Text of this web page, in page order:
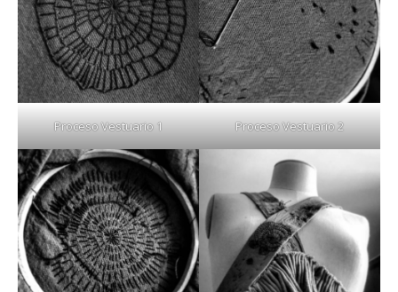
Proceso Vestuario 1 Proceso Vestuario 2